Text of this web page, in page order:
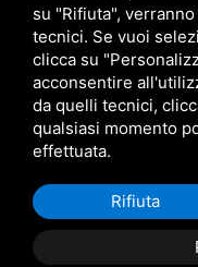
PRIVACY SITEMAP/
RECAPTCHA V3,PRIVACY
su "Rifiuta",
tecnici. Se vuoi
clicca su
acconsentire
da quelli tecnici,
qualsiasi momento
effettuata.
Rifiuta